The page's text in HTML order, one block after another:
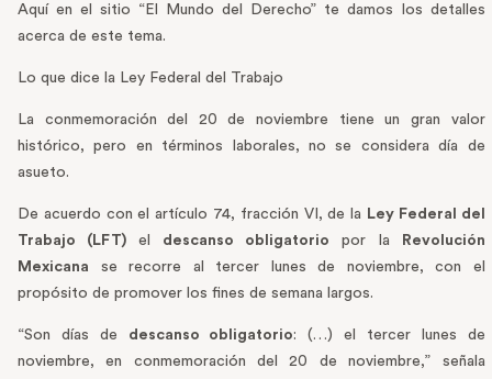
Aquí en el sitio “El Mundo del Derecho” te damos los detalles
acerca de este tema.
Lo que dice la Ley Federal del Trabajo
La conmemoración del 20 de noviembre tiene un gran valor
histórico, pero en términos laborales, no se considera día de
asueto.
De acuerdo con el artículo 74, fracción VI, de la
Ley Federal del
Trabajo (LFT) el descanso obligatorio por la
Revolución
Mexicana se recorre al tercer lunes de noviembre, con el
propósito de promover los fines de semana largos.
“Son días de descanso obligatorio: (…) el tercer lunes de
noviembre, en conmemoración del 20 de noviembre,” señala